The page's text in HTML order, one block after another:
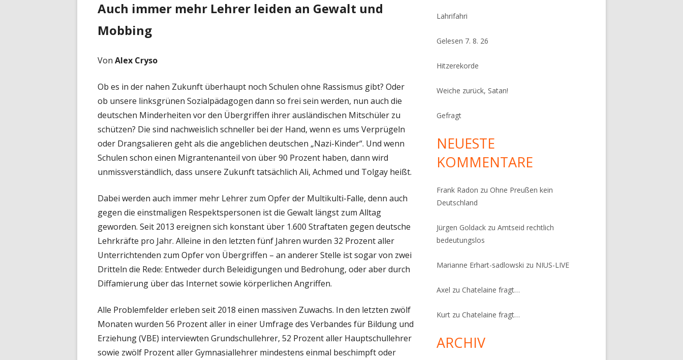
Auch immer mehr Lehrer leiden an Gewalt und
Mobbing
Von Alex Cryso
Ob es in der nahen Zukunft überhaupt noch Schulen ohne Rassismus gibt? Oder
ob unsere linksgrünen Sozialpädagogen dann so frei sein werden, nun auch die
deutschen Minderheiten vor den Übergriffen ihrer ausländischen Mitschüler zu
schützen? Die sind nachweislich schneller bei der Hand, wenn es ums Verprügeln
oder Drangsalieren geht als die angeblichen deutschen „Nazi-Kinder“. Und wenn
Schulen schon einen Migrantenanteil von über 90 Prozent haben, dann wird
unmissverständlich, dass unsere Zukunft tatsächlich Ali, Achmed und Tolgay heißt.
Dabei werden auch immer mehr Lehrer zum Opfer der Multikulti-Falle, denn auch
gegen die einstmaligen Respektspersonen ist die Gewalt längst zum Alltag
geworden. Seit 2013 ereignen sich konstant über 1.600 Straftaten gegen deutsche
Lehrkräfte pro Jahr. Alleine in den letzten fünf Jahren wurden 32 Prozent aller
Unterrichtenden zum Opfer von Übergriffen – an anderer Stelle ist sogar von zwei
Dritteln die Rede: Entweder durch Beleidigungen und Bedrohung, oder aber durch
Diffamierung über das Internet sowie körperlichen Angriffen.
Alle Problemfelder erleben seit 2018 einen massiven Zuwachs. In den letzten zwölf
Monaten wurden 56 Prozent aller in einer Umfrage des Verbandes für Bildung und
Erziehung (VBE) interviewten Grundschullehrer, 52 Prozent aller Hauptschullehrer
sowie zwölf Prozent aller Gymnasiallehrer mindestens einmal beschimpft oder
Lahrifahri
Gelesen 7. 8. 26
Hitzerekorde
Weiche zurück, Satan!
Gefragt
NEUESTE
KOMMENTARE
Frank Radon zuOhne Preußen kein
Deutschland
Jürgen Goldack zuAmtseid rechtlich
bedeutungslos
Marianne Erhart-sadlowski zu NIUS-LIVE
Axel zuChatelaine fragt…
Kurt zuChatelaine fragt…
ARCHIV